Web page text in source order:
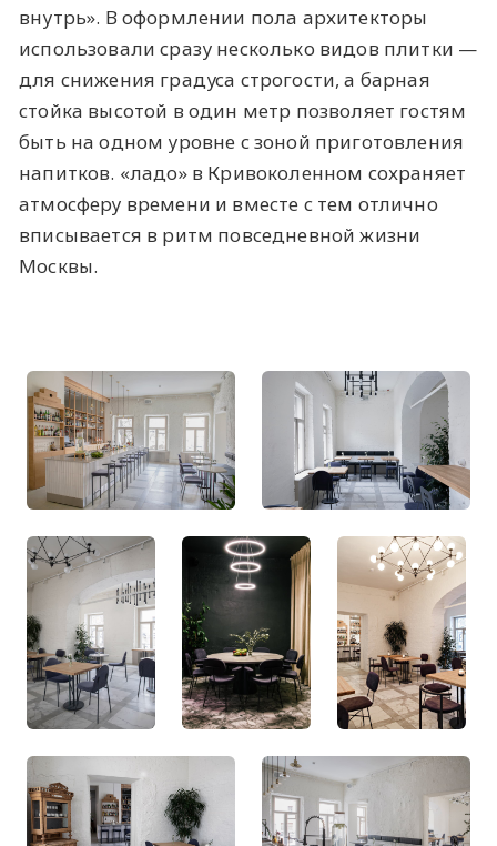
внутрь». В оформлении пола архитекторы
использовали сразу несколько видов плитки —
для снижения градуса строгости, а барная
стойка высотой в один метр позволяет гостям
быть на одном уровне с зоной приготовления
напитков. «ладо» в Кривоколенном сохраняет
атмосферу времени и вместе с тем отлично
вписывается в ритм повседневной жизни
Москвы.